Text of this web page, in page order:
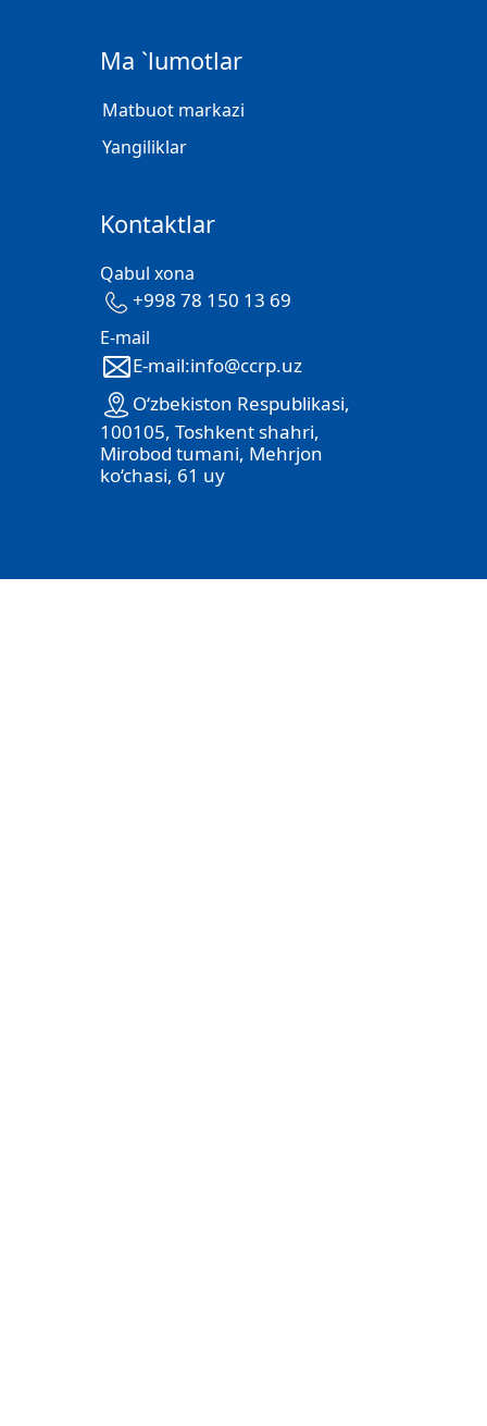
Ma `lumotlar
Matbuot markazi
Yangiliklar
Kontaktlar
Qabul xona
+998 78 150 13 69
E-mail
E-mail:info@ccrp.uz
O‘zbekiston Respublikasi,
100105, Toshkent shahri,
Mirobod tumani, Mehrjon
ko‘chasi, 61 uy